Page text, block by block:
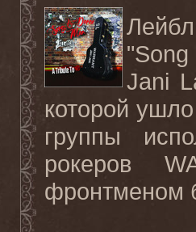
Лейбл
Jani
которой
группы
рокеров
фронтменом